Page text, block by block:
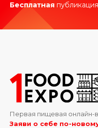
Бесплатная
Первая пищевая онлайн-
Заяви о себе по-